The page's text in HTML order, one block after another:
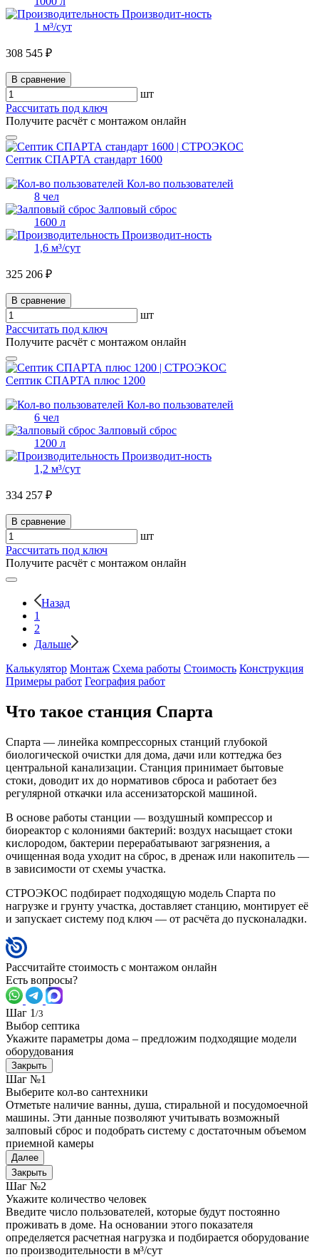
Производит-ность
1 м³/сут
308 545 ₽
В сравнение
шт
Рассчитать под ключ
Получите расчёт с монтажом онлайн
Септик СПАРТА стандарт 1600
Кол-во пользователей
8 чел
Залповый сброс
1600 л
Производит-ность
1,6 м³/сут
325 206 ₽
В сравнение
шт
Рассчитать под ключ
Получите расчёт с монтажом онлайн
Септик СПАРТА плюс 1200
Кол-во пользователей
6 чел
Залповый сброс
1200 л
Производит-ность
1,2 м³/сут
334 257 ₽
В сравнение
шт
Рассчитать под ключ
Получите расчёт с монтажом онлайн
Назад
1
2
Дальше
Калькулятор Монтаж Схема работы Стоимость Конструкция
Примеры работ География работ
Что такое станция Спарта
Спарта — линейка компрессорных станций глубокой
биологической очистки для дома, дачи или коттеджа без
центральной канализации. Станция принимает бытовые
стоки, доводит их до нормативов сброса и работает без
регулярной откачки ила ассенизаторской машиной.
В основе работы станции — воздушный компрессор и
биореактор с колониями бактерий: воздух насыщает стоки
кислородом, бактерии перерабатывают загрязнения, а
очищенная вода уходит на сброс, в дренаж или накопитель —
в зависимости от схемы участка.
СТРОЭКОС подбирает подходящую модель Спарта по
нагрузке и грунту участка, доставляет станцию, монтирует её
и запускает систему под ключ — от расчёта до пусконаладки.
Рассчитайте стоимость с монтажом онлайн
Есть вопросы?
Шаг 1 /3
Выбор септика
Укажите параметры дома – предложим подходящие модели
оборудования
Закрыть
Шаг №1
Выберите кол-во сантехники
Отметьте наличие ванны, душа, стиральной и посудомоечной
машины. Эти данные позволяют учитывать возможный
залповый сброс и подобрать систему с достаточным объемом
приемной камеры
Далее
Закрыть
Шаг №2
Укажите количество человек
Введите число пользователей, которые будут постоянно
проживать в доме. На основании этого показателя
определяется расчетная нагрузка и подбирается оборудование
по производительности в м³/сут